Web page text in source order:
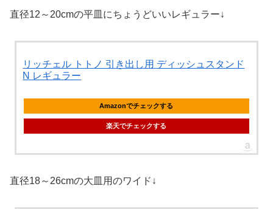
直径12～20cmの平皿にちょうどいいレギュラー↓
リッチェル トトノ 引き出し用 ディッシュスタンド
N レギュラー
Amazonでチェックする
楽天でチェックする
直径18～26cmの大皿用のワイド↓